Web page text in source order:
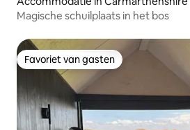
Magische schuilplaats in het bos
Favoriet van gasten
Favoriet van gasten